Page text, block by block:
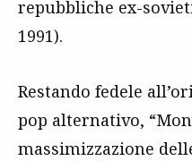
repubbliche ex-
1991).
Restando fedele
pop alternativo,
massimizzazione